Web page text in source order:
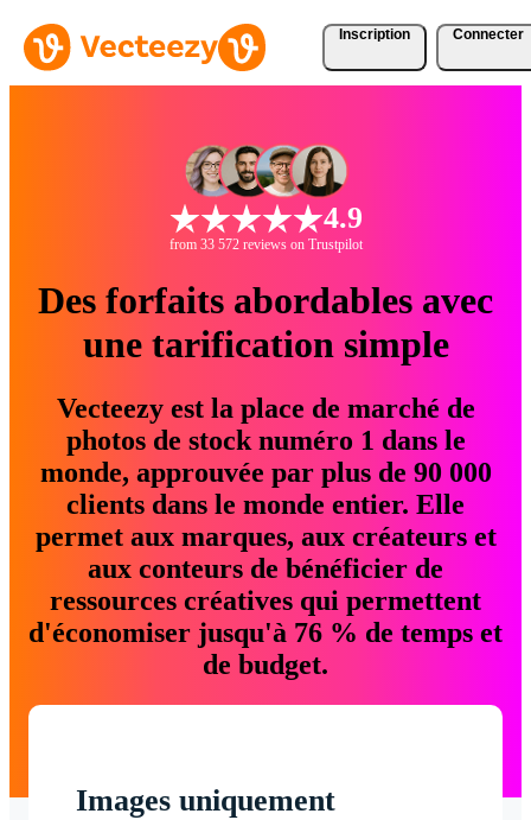
Inscription Connecter
4.9
from 33 572 reviews on Trustpilot
Des forfaits abordables avec
une tarification simple
Vecteezy est la place de marché de
photos de stock numéro 1 dans le
monde, approuvée par plus de 90 000
clients dans le monde entier. Elle
permet aux marques, aux créateurs et
aux conteurs de bénéficier de
ressources créatives qui permettent
d'économiser jusqu'à 76 % de temps et
de budget.
Images uniquement